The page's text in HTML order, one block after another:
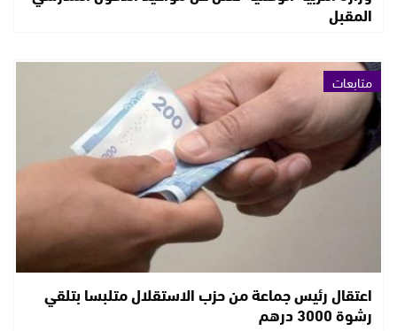
المقبل
متابعات
اعتقال رئيس جماعة من حزب الاستقلال متلبسا بتلقي
رشوة 3000 درهم